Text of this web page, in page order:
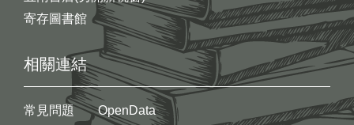
寄存圖書館
相關連結
常見問題
OpenData